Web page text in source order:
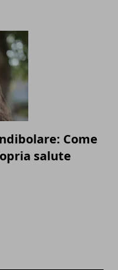
Come
salute